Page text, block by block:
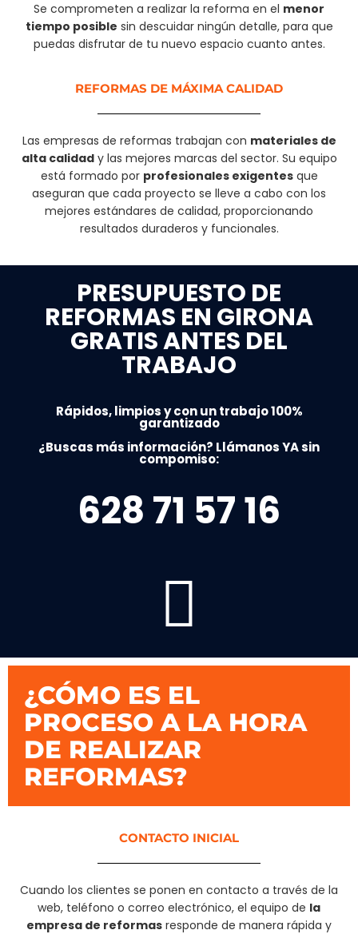
Se comprometen a realizar la reforma en el menor
tiempo posible sin descuidar ningún detalle, para que
puedas disfrutar de tu nuevo espacio cuanto antes.
REFORMAS DE MÁXIMA CALIDAD
Las empresas de reformas trabajan con materiales de
alta calidady las mejores marcas del sector. Su equipo
está formado por profesionales exigentesque
aseguran que cada proyecto se lleve a cabo con los
mejores estándares de calidad, proporcionando
resultados duraderos y funcionales.
PRESUPUESTO DE
REFORMAS EN GIRONA
GRATIS ANTES DEL
TRABAJO
Rápidos, limpios y con un trabajo 100%
garantizado
¿Buscas más información? Llámanos YA sin
compomiso:
628 71 57 16
¿CÓMO ES EL
PROCESO A LA HORA
DE REALIZAR
REFORMAS?
CONTACTO INICIAL
Cuando los clientes se ponen en contacto a través de la
web, teléfono o correo electrónico, el equipo de la
empresa de reformas responde de manera rápida y